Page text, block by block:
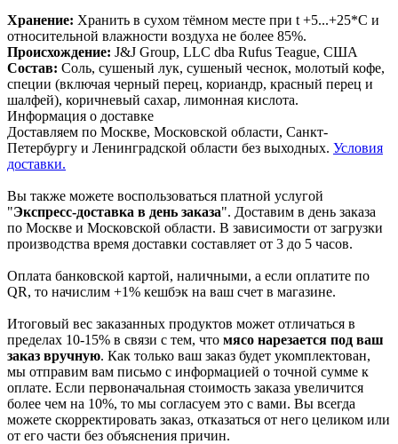
Хранение: Хранить в сухом тёмном месте при t +5...+25*C и
относительной влажности воздуха не более 85%.
Происхождение: J&J Group, LLC dba Rufus Teague, США
Состав: Соль, сушеный лук, сушеный чеснок, молотый кофе,
специи (включая черный перец, кориандр, красный перец и
шалфей), коричневый сахар, лимонная кислота.
Информация о доставке
Доставляем по Москве, Московской области, Санкт-
Петербургу и Ленинградской области без выходных. Условия
доставки.
Вы также можете воспользоваться платной услугой
"Экспресс-доставка в день заказа". Доставим в день заказа
по Москве и Московской области. В зависимости от загрузки
производства время доставки составляет от 3 до 5 часов.
Оплата банковской картой, наличными, а если оплатите по
QR, то начислим +1% кешбэк на ваш счет в магазине.
Итоговый вес заказанных продуктов может отличаться в
пределах 10-15% в связи с тем, что мясо нарезается под ваш
заказ вручную. Как только ваш заказ будет укомплектован,
мы отправим вам письмо с информацией о точной сумме к
оплате. Если первоначальная стоимость заказа увеличится
более чем на 10%, то мы согласуем это с вами. Вы всегда
можете скорректировать заказ, отказаться от него целиком или
от его части без объяснения причин.